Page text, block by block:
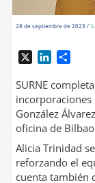
28 de septiembre de 2023 /
n
k
e
d
n
m
p
a
r
i
r
SURNE
incorporaciones
González
oficina de
Alicia Trinidad
reforzando el
cuenta también